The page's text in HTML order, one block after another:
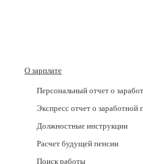
О зарплате
Персональный отчет о
Экспресс отчет о заработной
Должностные инструкции
Расчет будущей пенсии
Поиск работы